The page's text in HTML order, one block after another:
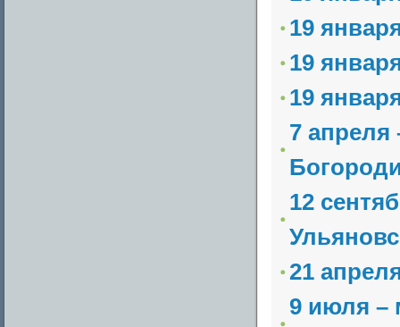
19
19
19
7 апреля
12
21
9 июля –